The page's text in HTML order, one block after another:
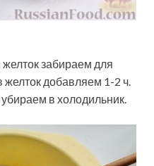
забираем для
добавляем 1-2 ч.
в холодильник.